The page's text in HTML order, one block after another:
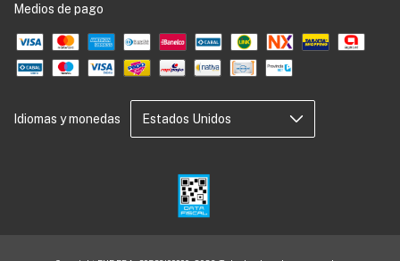
Medios de pago
Idiomas y monedas